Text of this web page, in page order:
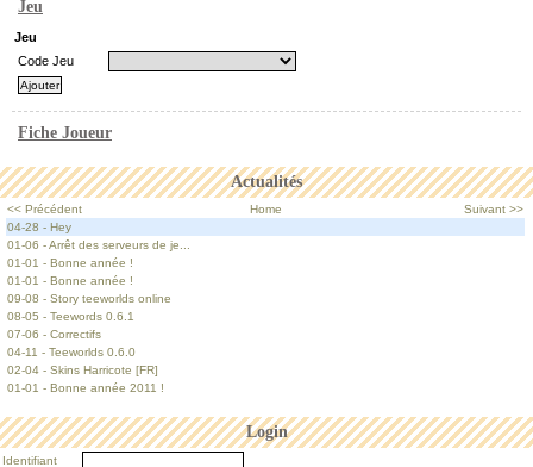
Actualités
<< Précédent Home
Suivant >>
04-28 - Hey
01-06 - Arrêt des serveurs de je...
01-01 - Bonne année !
01-01 - Bonne année !
09-08 - Story teeworlds online
08-05 - Teewords 0.6.1
07-06 - Correctifs
04-11 - Teeworlds 0.6.0
02-04 - Skins Harricote [FR]
01-01 - Bonne année 2011 !
Login
Identifiant
Jeu
Jeu
Code Jeu
Fiche Joueur